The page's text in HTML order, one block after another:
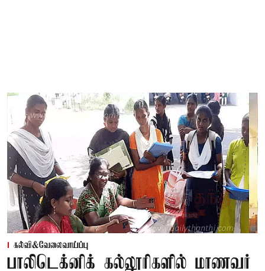
கல்வி&வேலைவாய்ப்பு
பாலிடெக்னிக் கல்லூரிகளில் மாணவர்